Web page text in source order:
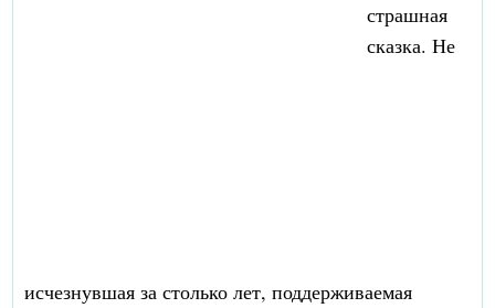
страшная
сказка. Не
исчезнувшая за столько лет, поддерживаемая